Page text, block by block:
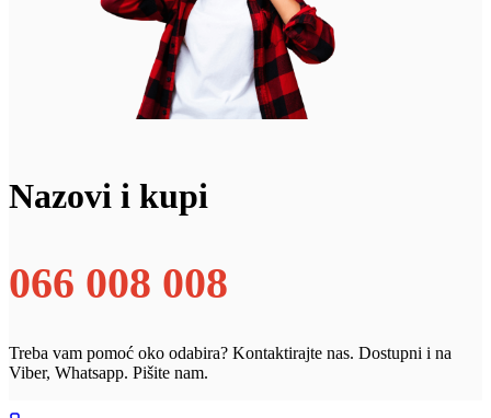
Nazovi i kupi
066 008 008
Treba vam pomoć oko odabira? Kontaktirajte nas. Dostupni i na
Viber, Whatsapp. Pišite nam.